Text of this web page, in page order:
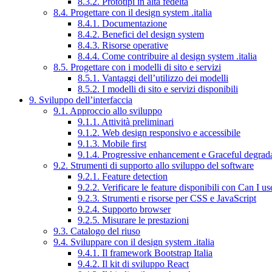
8.4. Progettare con il design system .italia
8.4.1. Documentazione
8.4.2. Benefici del design system
8.4.3. Risorse operative
8.4.4. Come contribuire al design system .italia
8.5. Progettare con i modelli di sito e servizi
8.5.1. Vantaggi dell’utilizzo dei modelli
8.5.2. I modelli di sito e servizi disponibili
9. Sviluppo dell’interfaccia
9.1. Approccio allo sviluppo
9.1.1. Attività preliminari
9.1.2. Web design responsivo e accessibile
9.1.3. Mobile first
9.1.4. Progressive enhancement e Graceful
9.2. Strumenti di supporto allo sviluppo del software
9.2.1. Feature detection
9.2.2. Verificare le feature disponibili con Can I
9.2.3. Strumenti e risorse per CSS e JavaScript
9.2.4. Supporto browser
9.2.5. Misurare le prestazioni
9.3. Catalogo del riuso
9.4. Sviluppare con il design system .italia
9.4.1. Il framework Bootstrap Italia
9.4.2. Il kit di sviluppo React